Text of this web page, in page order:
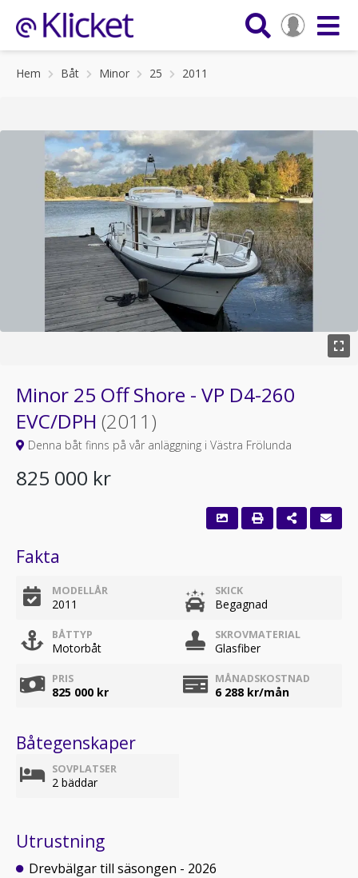
Hem Båt Minor 25 2011
Minor 25 Off Shore - VP D4-260
EVC/DPH (2011)
Denna båt finns på vår anläggning i Västra Frölunda
825 000 kr
Fakta
MODELLÅR
2011
SKICK
Begagnad
BÅTTYP
Motorbåt
SKROVMATERIAL
Glasfiber
PRIS
825 000 kr
MÅNADSKOSTNAD
6 288 kr/mån
Båtegenskaper
SOVPLATSER
2 bäddar
Utrustning
Drevbälgar till säsongen - 2026